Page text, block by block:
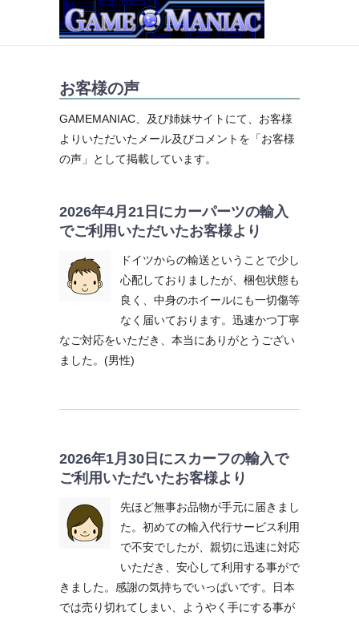
お客様の声
GAMEMANIAC、及び姉妹サイトにて、お客様
よりいただいたメール及びコメントを「お客様
の声」として掲載しています。
2026年4月21日にカーパーツの輸入
でご利用いただいたお客様より
ドイツからの輸送ということで少し
心配しておりましたが、梱包状態も
良く、中身のホイールにも一切傷等
なく届いております。迅速かつ丁寧
なご対応をいただき、本当にありがとうござい
ました。(男性)
2026年1月30日にスカーフの輸入で
ご利用いただいたお客様より
先ほど無事お品物が手元に届きまし
た。初めての輸入代行サービス利用
で不安でしたが、親切に迅速に対応
いただき、安心して利用する事がで
きました。感謝の気持ちでいっぱいです。日本
では売り切れてしまい、ようやく手にする事が